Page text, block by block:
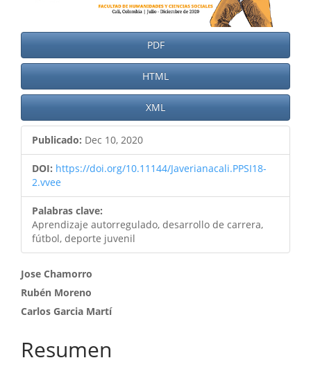
PDF
HTML
XML
Publicado: Dec 10, 2020
DOI: https://doi.org/10.11144/Javerianacali.PPSI18-
2.vvee
Palabras clave:
Aprendizaje autorregulado, desarrollo de carrera,
fútbol, deporte juvenil
Contenido
principal
del
artículo
Jose Chamorro
Rubén Moreno
Carlos Garcia Martí
Resumen